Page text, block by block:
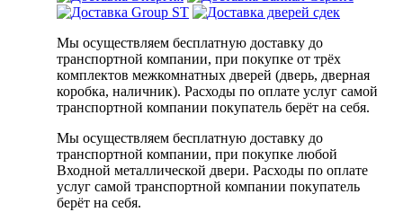
Мы осуществляем бесплатную доставку до
транспортной компании, при покупке от трёх
комплектов межкомнатных дверей (дверь, дверная
коробка, наличник). Расходы по оплате услуг самой
транспортной компании покупатель берёт на себя.
Мы осуществляем бесплатную доставку до
транспортной компании, при покупке любой
Входной металлической двери. Расходы по оплате
услуг самой транспортной компании покупатель
берёт на себя.